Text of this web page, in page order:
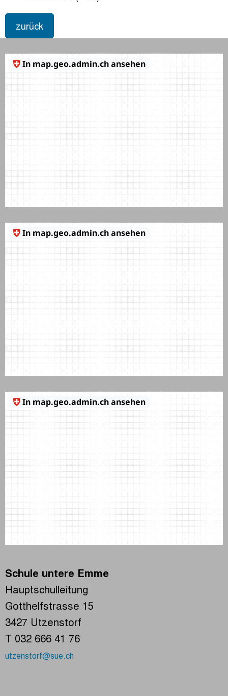
zurück
Schule untere Emme
Hauptschulleitung
Gotthelfstrasse 15
3427 Utzenstorf
T 032 666 41 76
utzenstorf@sue.ch